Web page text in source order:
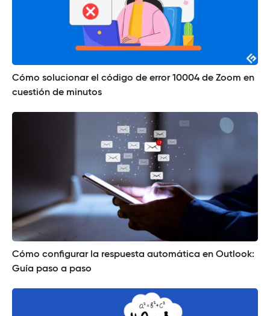
Cómo solucionar el código de error 10004 de Zoom en
cuestión de minutos
Cómo configurar la respuesta automática en Outlook:
Guía paso a paso